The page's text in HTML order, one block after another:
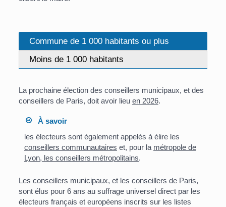
Commune de 1 000 habitants ou plus
Moins de 1 000 habitants
La prochaine élection des conseillers municipaux, et des
conseillers de Paris, doit avoir lieu en 2026.
À savoir
les électeurs sont également appelés à élire les
conseillers communautaires et, pour la métropole de
Lyon, les conseillers métropolitains.
Les conseillers municipaux, et les conseillers de Paris,
sont élus pour 6 ans au suffrage universel direct par les
électeurs français et européens inscrits sur les listes